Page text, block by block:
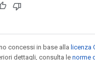
concessi in base alla licenza
dettagli, consulta le norme